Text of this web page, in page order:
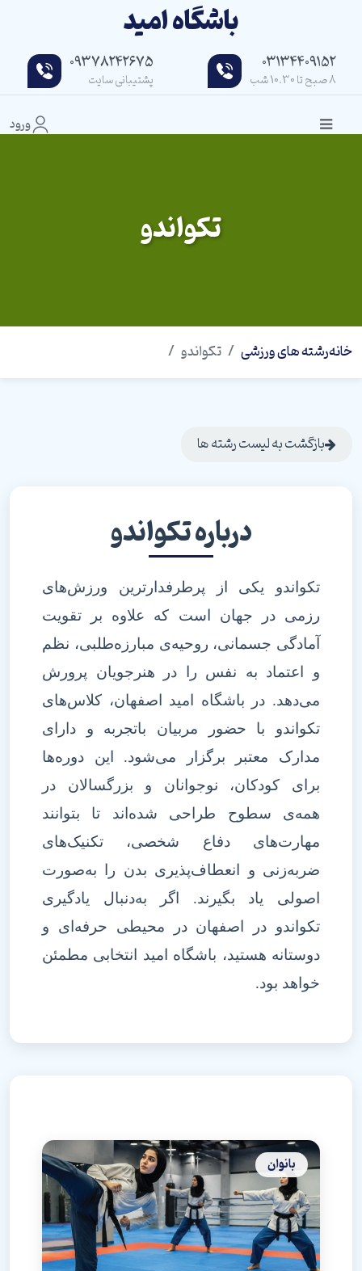
باشگاه امید
03134409152
8 صبح تا 10.30 شب
09378242675
پشتیبانی سایت
ورود
تکواندو
خانهرشته های ورزشی تکواندو
بازگشت به لیست رشته ها
درباره تکواندو
تکواندو یکی از پرطرفدارترین ورزش‌های
رزمی در جهان است که علاوه بر تقویت
آمادگی جسمانی، روحیه‌ی مبارزه‌طلبی، نظم
و اعتماد به نفس را در هنرجویان پرورش
می‌دهد. در باشگاه امید اصفهان، کلاس‌های
تکواندو با حضور مربیان باتجربه و دارای
مدارک معتبر برگزار می‌شود. این دوره‌ها
برای کودکان، نوجوانان و بزرگسالان در
همه‌ی سطوح طراحی شده‌اند تا بتوانند
مهارت‌های دفاع شخصی، تکنیک‌های
ضربه‌زنی و انعطاف‌پذیری بدن را به‌صورت
اصولی یاد بگیرند. اگر به‌دنبال یادگیری
تکواندو در اصفهان در محیطی حرفه‌ای و
دوستانه هستید، باشگاه امید انتخابی مطمئن
خواهد بود.
بانوان